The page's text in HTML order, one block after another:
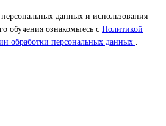
данных и использования
обучения ознакомьтесь с Политикой
обработки персональных данных